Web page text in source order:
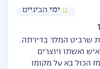
ימי הביניים
שרביט המלך בדירתה.
ואשתו ויוצרים
הכול בא על מקומו